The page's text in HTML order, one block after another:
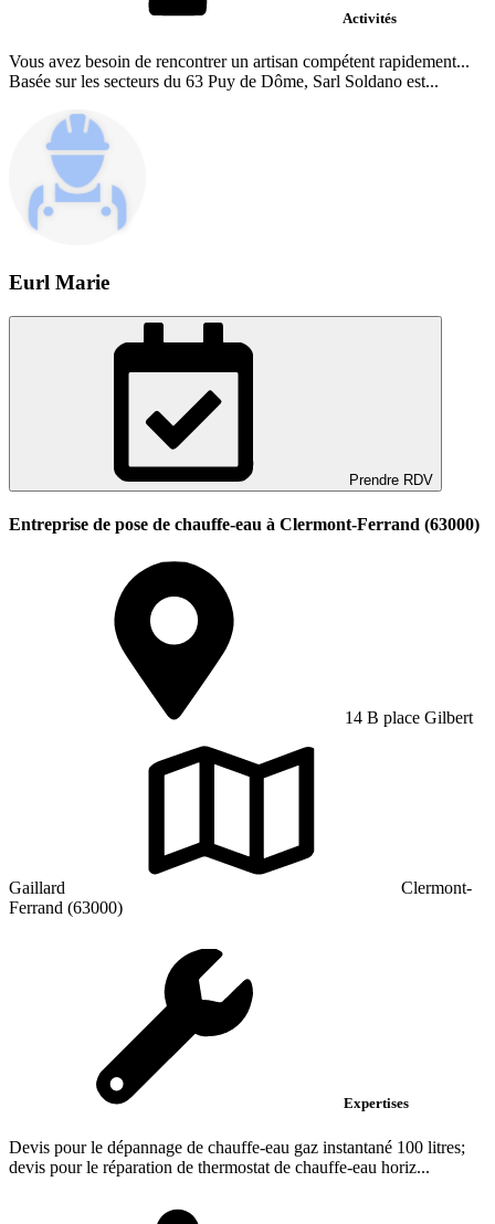
Activités
Vous avez besoin de rencontrer un artisan compétent rapidement...
Basée sur les secteurs du 63 Puy de Dôme, Sarl Soldano est...
Eurl Marie
Prendre RDV
Entreprise de pose de chauffe-eau à Clermont-Ferrand (63000)
14 B place Gilbert
Gaillard
Clermont-
Ferrand (63000)
Expertises
Devis pour le dépannage de chauffe-eau gaz instantané 100 litres;
devis pour le réparation de thermostat de chauffe-eau horiz...